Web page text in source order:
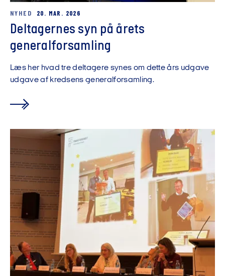
NYHED 20. MAR. 2026
Deltagernes syn på årets
generalforsamling
Læs her hvad tre deltagere synes om dette års udgave
udgave af kredsens generalforsamling.